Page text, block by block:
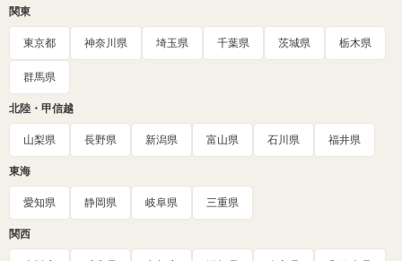
関東
東京都 神奈川県 埼玉県 千葉県 茨城県 栃木県
群馬県
北陸・甲信越
山梨県 長野県 新潟県 富山県 石川県 福井県
東海
愛知県 静岡県 岐阜県 三重県
関西